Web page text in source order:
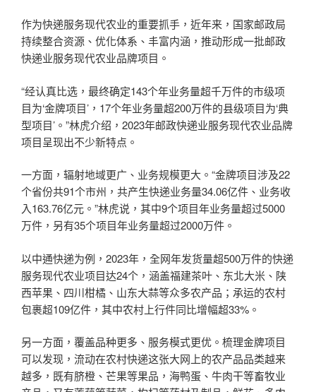
作为快递服务现代农业的重要抓手，近年来，国家邮政局
持续整合资源、优化体系、丰富内涵，推动形成一批邮政
快递业服务现代农业品牌项目。
“经认真比选，最终确定143个年业务量超千万件的市级项
目为‘金牌项目’，17个年业务量超200万件的县级项目为‘典
型项目’。”林虎介绍，2023年邮政快递业服务现代农业品牌
项目呈现出不少新特点。
一方面，辐射地域更广、业务规模更大。“金牌项目涉及22
个省份共91个市州，共产生快递业务量34.06亿件、业务收
入163.76亿元。”林虎说，其中9个项目年业务量超过5000
万件，另有35个项目年业务量超过2000万件。
以中通快递为例，2023年，全网年发货量超500万件的快递
服务现代农业项目达24个，涵盖福建茶叶、东北大米、陕
西苹果、四川柑橘、山东大蒜等众多农产品；承运的农村
包裹超109亿件，其中农村上行件同比增幅超33%。
另一方面，覆盖品种更多、服务模式更优。梳理金牌项目
可以发现，流动在农村快递这张大网上的农产品品类越来
越多，既有脐橙、芒果等果品，海鸭蛋、牛肉干等畜牧业